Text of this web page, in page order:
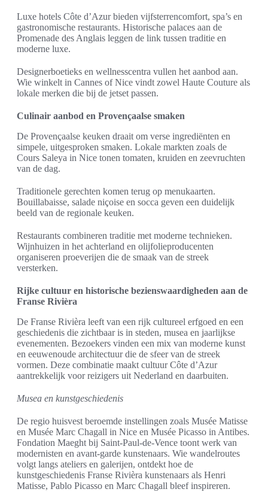
Luxe hotels Côte d’Azur bieden vijfsterrencomfort, spa’s en
gastronomische restaurants. Historische palaces aan de
Promenade des Anglais leggen de link tussen traditie en
moderne luxe.
Designerboetieks en wellnesscentra vullen het aanbod aan.
Wie winkelt in Cannes of Nice vindt zowel Haute Couture als
lokale merken die bij de jetset passen.
Culinair aanbod en Provençaalse smaken
De Provençaalse keuken draait om verse ingrediënten en
simpele, uitgesproken smaken. Lokale markten zoals de
Cours Saleya in Nice tonen tomaten, kruiden en zeevruchten
van de dag.
Traditionele gerechten komen terug op menukaarten.
Bouillabaisse, salade niçoise en socca geven een duidelijk
beeld van de regionale keuken.
Restaurants combineren traditie met moderne technieken.
Wijnhuizen in het achterland en olijfolieproducenten
organiseren proeverijen die de smaak van de streek
versterken.
Rijke cultuur en historische bezienswaardigheden aan de
Franse Rivièra
De Franse Rivièra leeft van een rijk cultureel erfgoed en een
geschiedenis die zichtbaar is in steden, musea en jaarlijkse
evenementen. Bezoekers vinden een mix van moderne kunst
en eeuwenoude architectuur die de sfeer van de streek
vormen. Deze combinatie maakt cultuur Côte d’Azur
aantrekkelijk voor reizigers uit Nederland en daarbuiten.
Musea en kunstgeschiedenis
De regio huisvest beroemde instellingen zoals Musée Matisse
en Musée Marc Chagall in Nice en Musée Picasso in Antibes.
Fondation Maeght bij Saint-Paul-de-Vence toont werk van
modernisten en avant-garde kunstenaars. Wie wandelroutes
volgt langs ateliers en galerijen, ontdekt hoe de
kunstgeschiedenis Franse Rivièra kunstenaars als Henri
Matisse, Pablo Picasso en Marc Chagall bleef inspireren.